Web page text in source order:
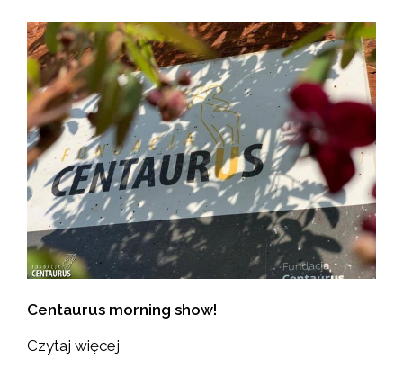
Centaurus morning show!
Czytaj więcej